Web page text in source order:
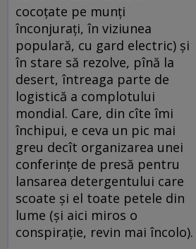
cocoţate pe munţi
înconjuraţi, în viziunea
populară, cu gard electric) şi
în stare să rezolve, pînă la
desert, întreaga parte de
logistică a complotului
mondial. Care, din cîte îmi
închipui, e ceva un pic mai
greu decît organizarea unei
conferinţe de presă pentru
lansarea detergentului care
scoate şi el toate petele din
lume (şi aici miros o
conspiraţie, revin mai încolo).